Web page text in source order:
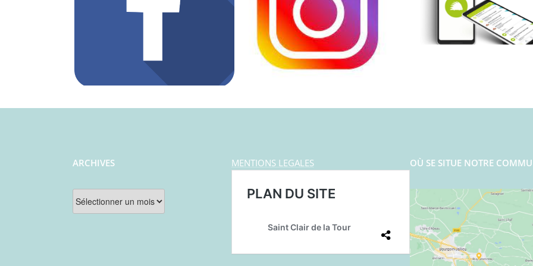
ARCHIVES
Archives
MENTIONS LEGALES OÙ SE SITUE NOTRE